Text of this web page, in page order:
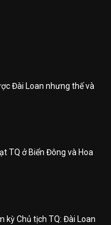
Đài Loan nhưng thế và
TQ ở Biển Đông và Hoa
kỳ Chủ tịch TQ: Đài Loan